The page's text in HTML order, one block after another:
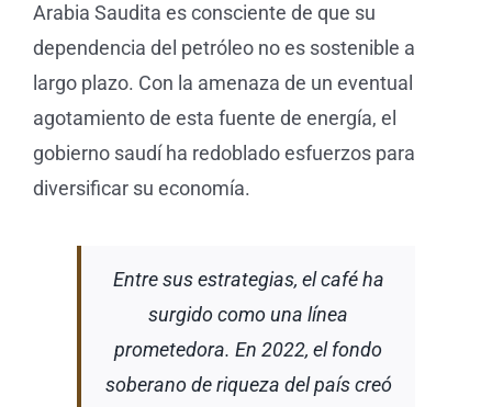
Arabia Saudita es consciente de que su
dependencia del petróleo no es sostenible a
largo plazo. Con la amenaza de un eventual
agotamiento de esta fuente de energía, el
gobierno saudí ha redoblado esfuerzos para
diversificar su economía.
Entre sus estrategias, el café ha
surgido como una línea
prometedora. En 2022, el fondo
soberano de riqueza del país creó